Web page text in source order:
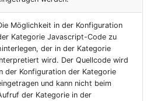
Möglichkeit in der Konfiguration
Kategorie Javascript-Code zu
der in der Kategorie
wird. Der Quellcode wird
der Konfiguration der Kategorie
und kann nicht beim
der Kategorie in der